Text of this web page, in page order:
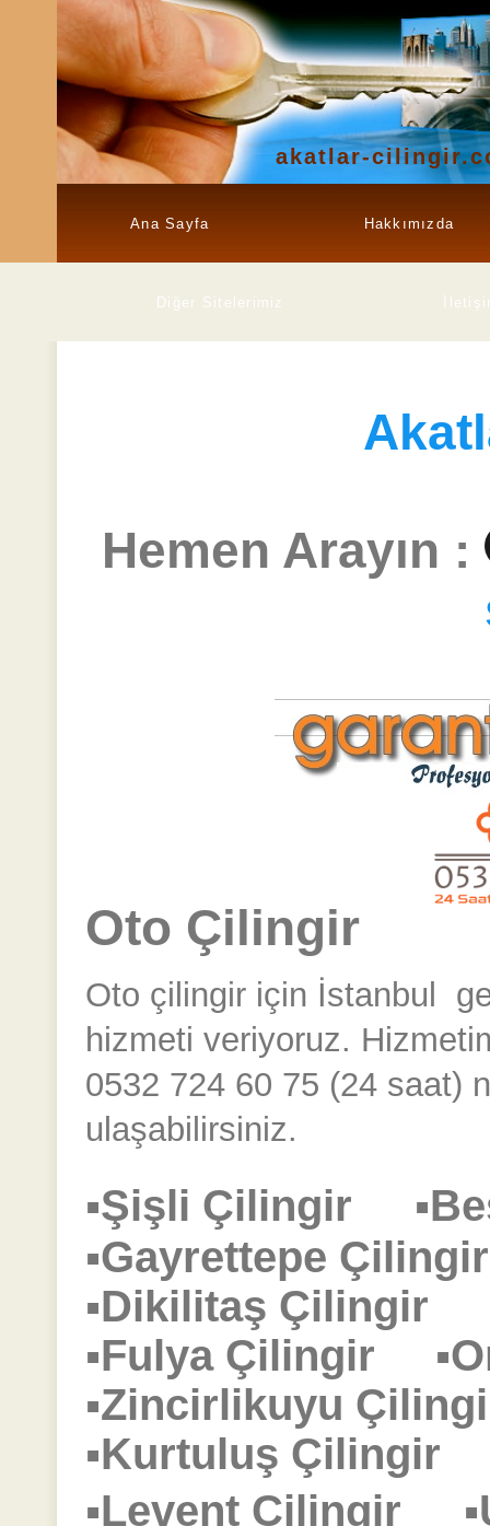
akatlar-
Ana Sayfa Hakkımızda
Diğer Sitelerimiz
Hemen Arayın :
Oto Çilingir
Oto çilingir için İstanbul
hizmeti veriyoruz.
0532 724 60 75 (24 saat)
ulaşabilirsiniz.
▪Şişli Çilingir
▪Gayrettepe
▪Dikilitaş Çilingir
▪Fulya Çilingir
▪Zincirlikuyu
▪Kurtuluş
▪Levent Çilingir